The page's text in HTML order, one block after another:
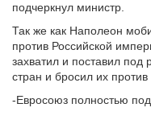
подчеркнул министр.
Так же как Наполеон
против Российской
захватил и поставил под
стран и бросил их против
-Евросоюз полностью